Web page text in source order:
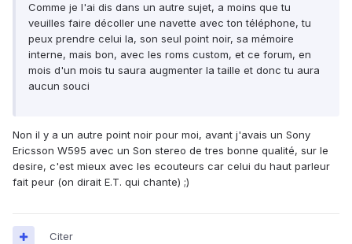
Comme je l'ai dis dans un autre sujet, a moins que tu
veuilles faire décoller une navette avec ton téléphone, tu
peux prendre celui la, son seul point noir, sa mémoire
interne, mais bon, avec les roms custom, et ce forum, en
mois d'un mois tu saura augmenter la taille et donc tu aura
aucun souci
Non il y a un autre point noir pour moi, avant j'avais un Sony
Ericsson W595 avec un Son stereo de tres bonne qualité, sur le
desire, c'est mieux avec les ecouteurs car celui du haut parleur
fait peur (on dirait E.T. qui chante) ;)
Citer